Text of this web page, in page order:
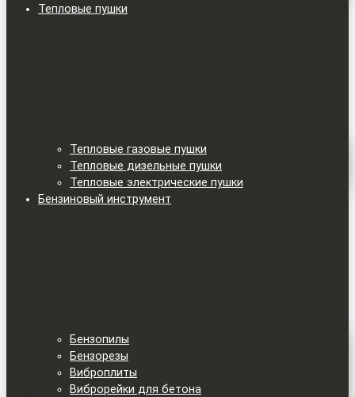
Тепловые пушки
Тепловые газовые пушки
Тепловые дизельные пушки
Тепловые электрические пушки
Бензиновый инструмент
Бензопилы
Бензорезы
Виброплиты
Виброрейки для бетона